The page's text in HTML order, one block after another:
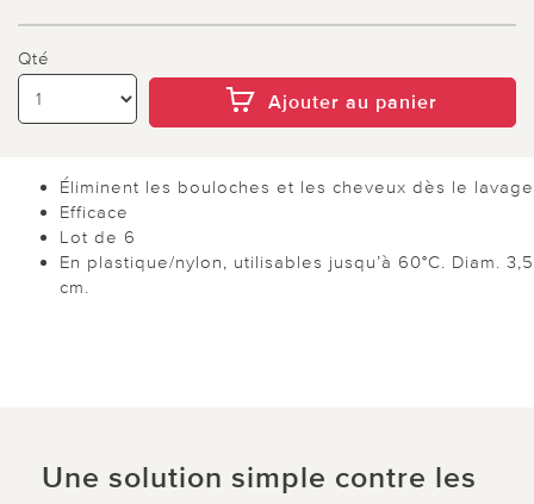
Qté
Ajouter au panier
Éliminent les bouloches et les cheveux dès le lavage
Efficace
Lot de 6
En plastique/nylon, utilisables jusqu’à 60°C. Diam. 3,5
cm.
Une solution simple contre les